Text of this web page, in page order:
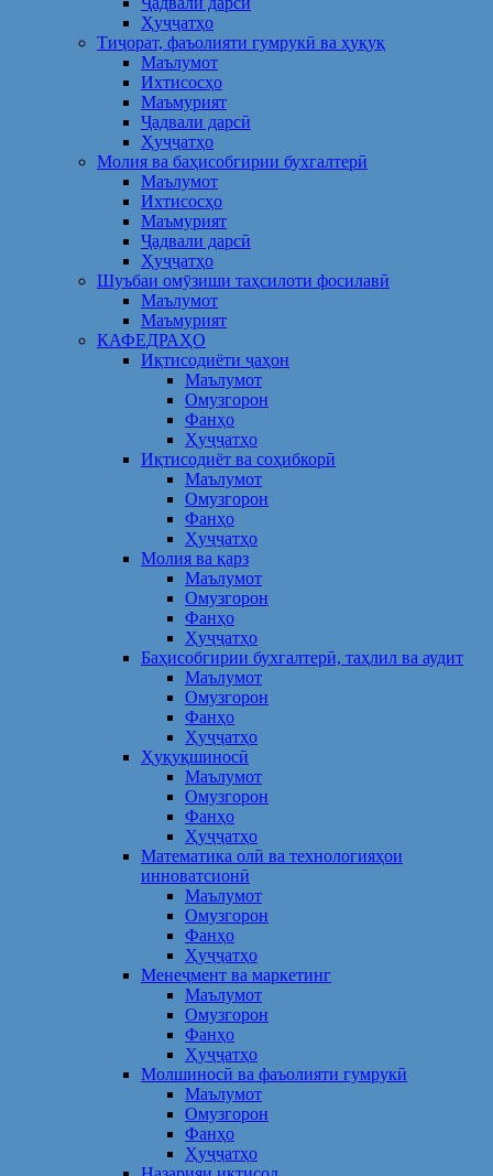
Ҳуҷҷатҳо
Тиҷорат, фаъолияти гумрукӣ ва ҳуқуқ
Маълумот
Ихтисосҳо
Маъмурият
Ҷадвали дарсӣ
Ҳуҷҷатҳо
Молия ва баҳисобгирии бухгалтерӣ
Маълумот
Ихтисосҳо
Маъмурият
Ҷадвали дарсӣ
Ҳуҷҷатҳо
Шуъбаи омӯзиши таҳсилоти фосилавӣ
Маълумот
Маъмурият
КАФЕДРАҲО
Иқтисодиёти ҷаҳон
Маълумот
Омузгорон
Фанҳо
Ҳуҷҷатҳо
Иқтисодиёт ва соҳибкорӣ
Маълумот
Омузгорон
Фанҳо
Ҳуҷҷатҳо
Молия ва қарз
Маълумот
Омузгорон
Фанҳо
Ҳуҷҷатҳо
Баҳисобгирии бухгалтерӣ, таҳлил ва аудит
Маълумот
Омузгорон
Фанҳо
Ҳуҷҷатҳо
Ҳуқуқшиносӣ
Маълумот
Омузгорон
Фанҳо
Ҳуҷҷатҳо
Математика олӣ ва технологияҳои
инноватсионӣ
Маълумот
Омузгорон
Фанҳо
Ҳуҷҷатҳо
Менеҷмент ва маркетинг
Маълумот
Омузгорон
Фанҳо
Ҳуҷҷатҳо
Молшиносӣ ва фаъолияти гумрукӣ
Маълумот
Омузгорон
Фанҳо
Ҳуҷҷатҳо